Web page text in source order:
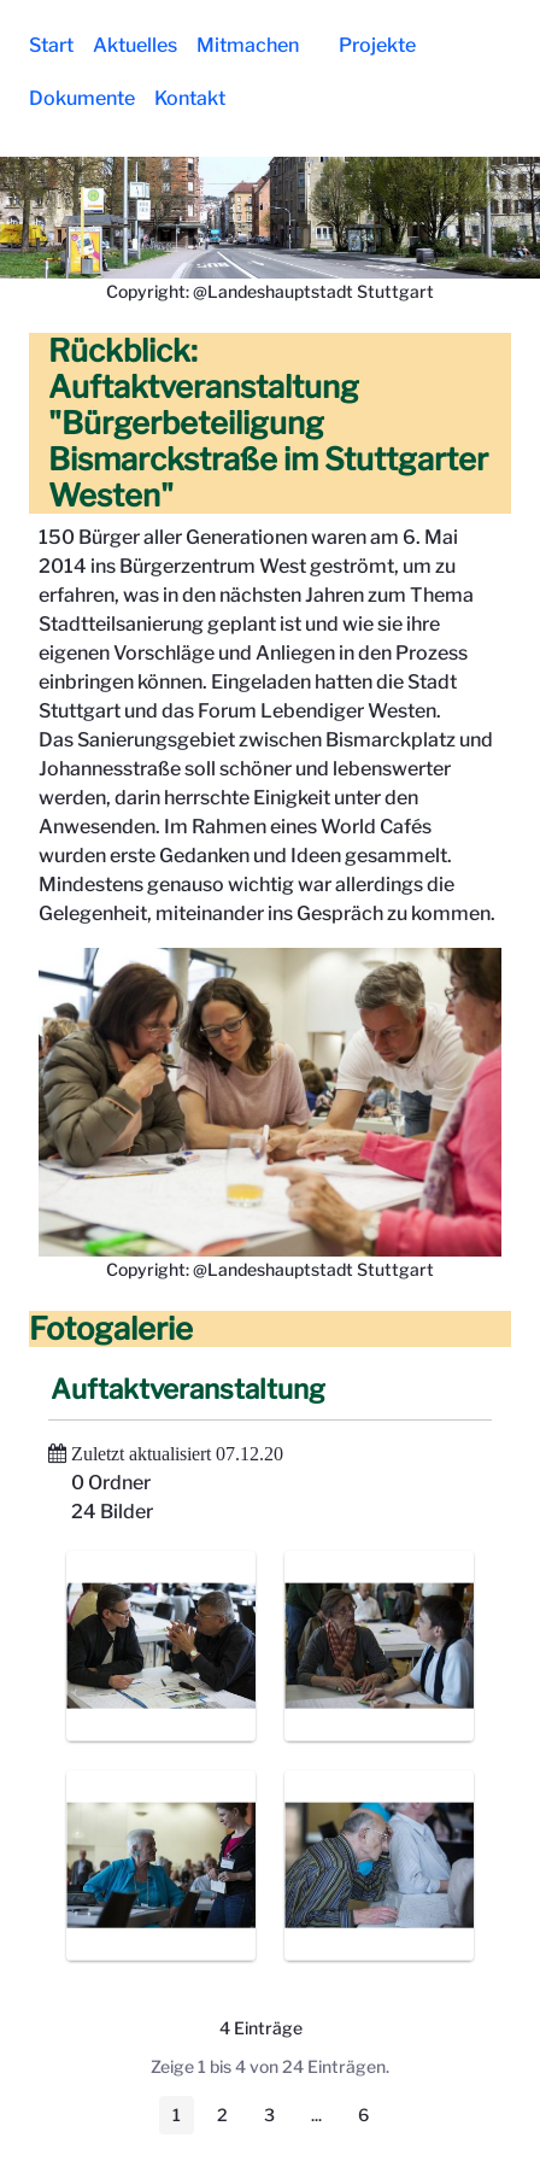
Start Aktuelles Mitmachen Projekte
Dokumente Kontakt
Copyright: @Landeshauptstadt Stuttgart
Rückblick:
Auftaktveranstaltung
"Bürgerbeteiligung
Bismarckstraße im Stuttgarter
Westen"
150 Bürger aller Generationen waren am 6. Mai
2014 ins Bürgerzentrum West geströmt, um zu
erfahren, was in den nächsten Jahren zum Thema
Stadtteilsanierung geplant ist und wie sie ihre
eigenen Vorschläge und Anliegen in den Prozess
einbringen können. Eingeladen hatten die Stadt
Stuttgart und das Forum Lebendiger Westen.
Das Sanierungsgebiet zwischen Bismarckplatz und
Johannesstraße soll schöner und lebenswerter
werden, darin herrschte Einigkeit unter den
Anwesenden. Im Rahmen eines World Cafés
wurden erste Gedanken und Ideen gesammelt.
Mindestens genauso wichtig war allerdings die
Gelegenheit, miteinander ins Gespräch zu kommen.
Copyright: @Landeshauptstadt Stuttgart
Fotogalerie
Auftaktveranstaltung
Zuletzt aktualisiert 07.12.20
0 Ordner
24 Bilder
4 EinträgePro Seite
Zeige 1 bis 4 von 24 Einträgen.
Seite
1 Seite
2 Seite
3 ...Zwischenseiten
Seite
6